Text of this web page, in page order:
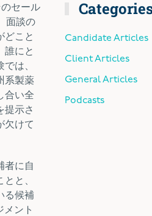
セール
面談の
どこと
誰にと
は、
系製薬
合い全
提示さ
欠けて
者に自
と、
る候補
ント
Candidate Articles
Client Articles
General Articles
Podcasts